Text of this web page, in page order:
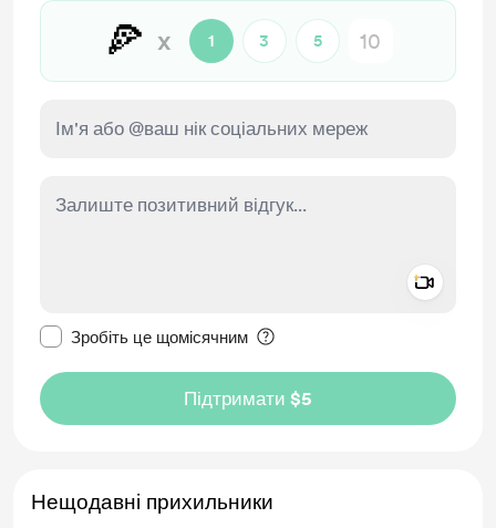
🍕 x 1 3 5
Зробіть це щомісячним
Підтримати $5
Нещодавні прихильники